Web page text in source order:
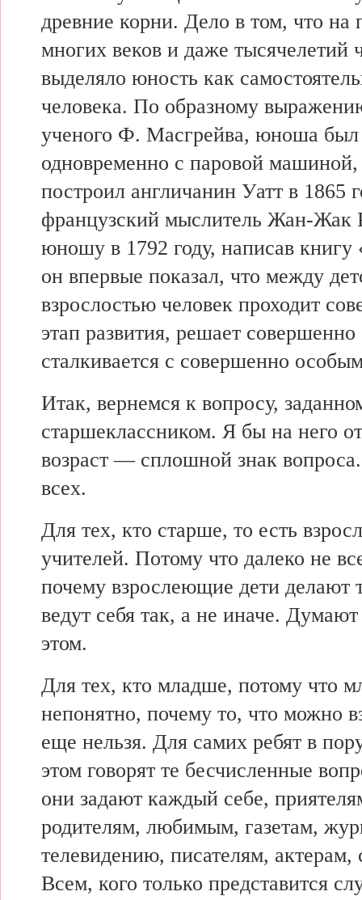
древние корни. Дело в том, что на
многих веков и даже тысячелетий
выделяло юность как
человека. По образному
ученого Ф. Масгрейва, юноша был
одновременно с паровой
построил англичанин Уатт в 1865
французский мыслитель Жан-Жак
юношу в 1792 году, написав
он впервые показал, что между
взрослостью человек проходит
этап развития, решает
сталкивается с совершенно
Итак, вернемся к вопросу,
старшеклассником. Я бы на него
возраст — сплошной знак
всех.
Для тех, кто старше, то есть
учителей. Потому что далеко не
почему взрослеющие дети делают
ведут себя так, а не иначе.
этом.
Для тех, кто младше, потому что
непонятно, почему то, что можно
еще нельзя. Для самих ребят в
этом говорят те бесчисленные
они задают каждый себе,
родителям, любимым, газетам,
телевидению, писателям, актерам,
Всем, кого только представится